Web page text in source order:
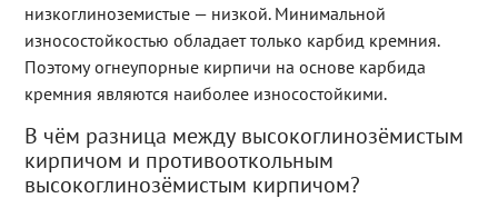
низкоглиноземистые — низкой. Минимальной
износостойкостью обладает только карбид кремния.
Поэтому огнеупорные кирпичи на основе карбида
кремния являются наиболее износостойкими.
В чём разница между высокоглинозёмистым
кирпичом и противооткольным
высокоглинозёмистым кирпичом?